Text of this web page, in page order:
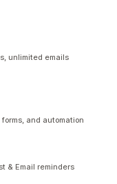
unlimited emails
and automation
& Email reminders